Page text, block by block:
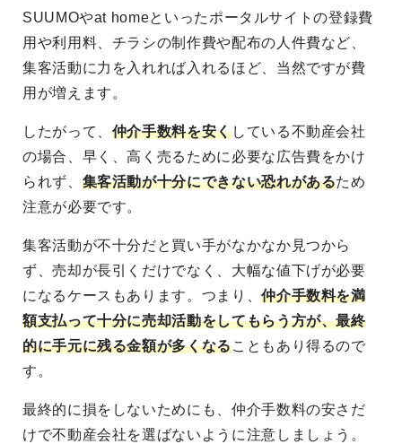
SUUMOやat homeといったポータルサイトの登録費
用や利用料、チラシの制作費や配布の人件費など、
集客活動に力を入れれば入れるほど、当然ですが費
用が増えます。
したがって、 仲介手数料を安くしている不動産会社
の場合、早く、高く売るために必要な広告費をかけ
られず、 集客活動が十分にできない恐れがあるため
注意が必要です。
集客活動が不十分だと買い手がなかなか見つから
ず、売却が長引くだけでなく、大幅な値下げが必要
になるケースもあります。つまり、仲介手数料を満
額支払って十分に売却活動をしてもらう方が、最終
的に手元に残る金額が多くなることもあり得るので
す。
最終的に損をしないためにも、仲介手数料の安さだ
けで不動産会社を選ばないように注意しましょう。